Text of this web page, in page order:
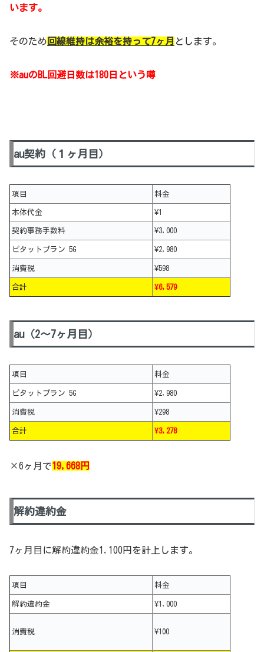
います。
そのため 回線維持は余裕を持って7ヶ月 とします。
※auのBL回避日数は180日という噂
au契約（１ヶ月目）
項目 料金
本体代金 ¥1
契約事務手数料 ¥3,000
ピタットプラン 5G ¥2,980
消費税 ¥598
合計 ¥6,579
au（2～7ヶ月目）
項目 料金
ピタットプラン 5G ¥2,980
消費税 ¥298
合計 ¥3,278
×6ヶ月で19,668円
解約違約金
7ヶ月目に解約違約金1,100円を計上します。
項目 料金
解約違約金 ¥1,000
消費税 ¥100